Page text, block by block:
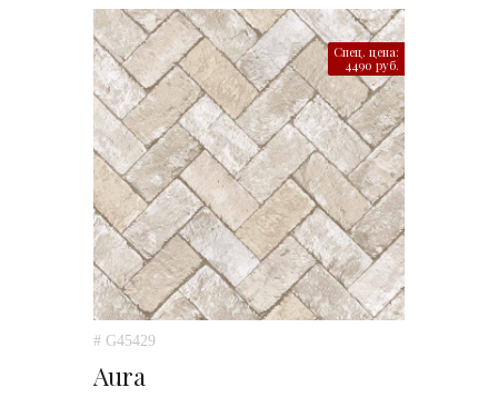
Спец. цена:
4490 руб.
# G45429
Aura